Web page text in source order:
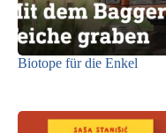
Biotope für die Enkel